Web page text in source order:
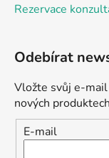
Rezervace
Odebírat
Vložte svůj e-
nových
E-mail